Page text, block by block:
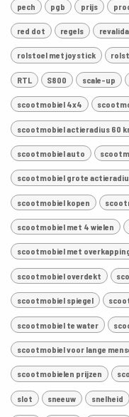
pech pgb prijs
red dot regels
rolstoel met joystick
RTL S800 scale-up
scootmobiel 4x4
scootmobiel actieradius 60
scootmobiel auto
scootmobiel grote
scootmobiel kopen
scootmobiel met 4 wielen
scootmobiel met
scootmobiel overdekt
scootmobiel spiegel
scootmobiel te water
scootmobiel voor lange
scootmobielen prijzen
slot sneeuw snelheid